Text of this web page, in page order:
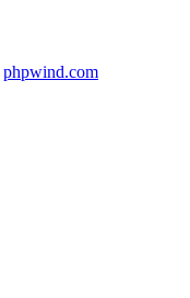
phpwind.com